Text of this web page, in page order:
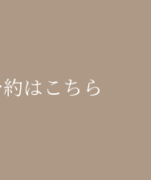
はこちら